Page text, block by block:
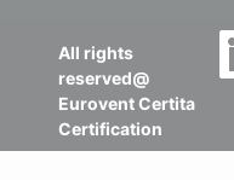
HRC-
F322812 FS
2,8P Epoxy
Coated Al.
All rights
reserved@
Eurovent Certita
Certification